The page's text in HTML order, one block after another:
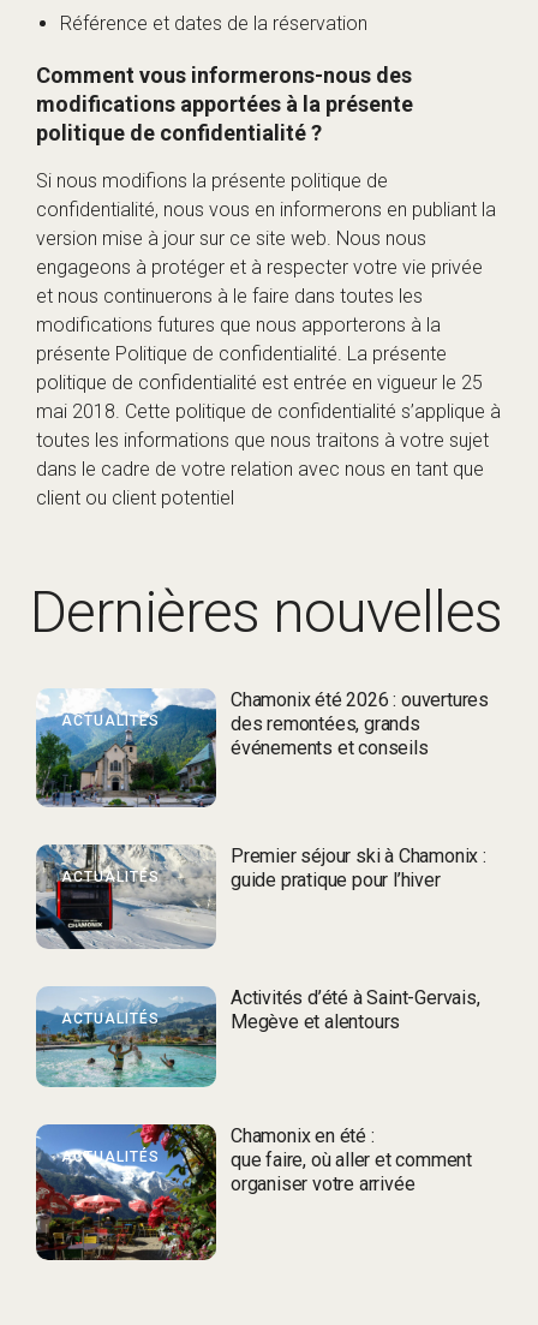
Référence et dates de la réservation
Comment vous informerons-nous des
modifications apportées à la présente
politique de confidentialité ?
Si nous modifions la présente politique de
confidentialité, nous vous en informerons en publiant la
version mise à jour sur ce site web. Nous nous
engageons à protéger et à respecter votre vie privée
et nous continuerons à le faire dans toutes les
modifications futures que nous apporterons à la
présente Politique de confidentialité. La présente
politique de confidentialité est entrée en vigueur le 25
mai 2018. Cette politique de confidentialité s’applique à
toutes les informations que nous traitons à votre sujet
dans le cadre de votre relation avec nous en tant que
client ou client potentiel
Dernières nouvelles
ACTUALITÉS
Chamonix été 2026 : ouvertures
des remontées, grands
événements et conseils
ACTUALITÉS
Premier séjour ski à Chamonix :
guide pratique pour l’hiver
ACTUALITÉS
Activités d’été à Saint-Gervais,
Megève et alentours
ACTUALITÉS
Chamonix en été :
que faire, où aller et comment
organiser votre arrivée